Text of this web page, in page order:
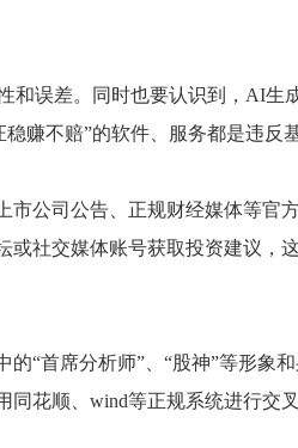
误差。同时也要认识到，AI生
赚不赔”的软件、服务都是违反
公司公告、正规财经媒体等官
社交媒体账号获取投资建议，
“首席分析师”、“股神”等形象
花顺、wind等正规系统进行交